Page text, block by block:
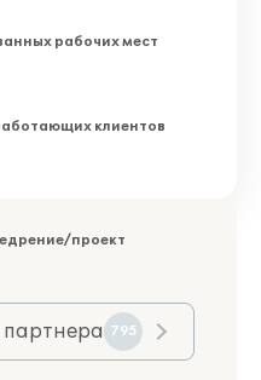
рабочих мест
клиентов
проект
795